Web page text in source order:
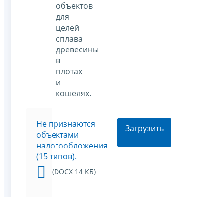
объектов
для
целей
сплава
древесины
в
плотах
и
кошелях.
Не признаются
объектами
налогообложения
(15 типов).
(DOCX 14 КБ)
Загрузить